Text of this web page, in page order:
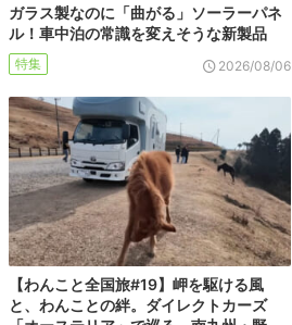
ガラス製なのに「曲がる」ソーラーパネ
ル！車中泊の常識を変えそうな新製品
特集 2026/08/06
【わんこと全国旅#19】岬を駆ける風
と、わんことの絆。ダイレクトカーズ